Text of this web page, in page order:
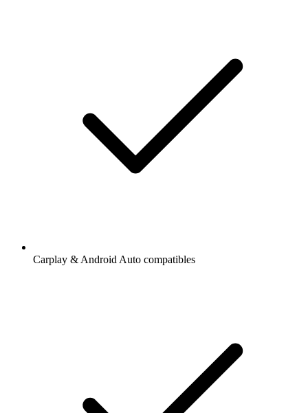
Carplay & Android Auto compatibles